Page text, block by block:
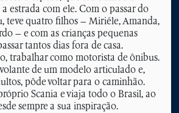
estrada com ele. Com o passar do
teve quatro filhos – Miriéle, Amanda,
– e com as crianças pequenas
tantos dias fora de casa.
trabalhar como motorista de ônibus.
de um modelo articulado e,
pôde voltar para o caminhão.
Scania e viaja todo o Brasil, ao
sempre a sua inspiração.